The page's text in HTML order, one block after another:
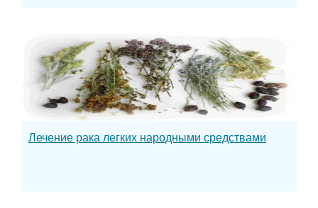
Лечение рака легких народными средствами